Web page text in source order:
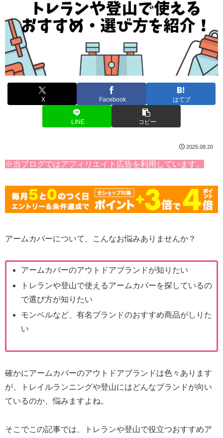
X Facebook はてブ
LINE コピー
2025.08.20
※当ブログではアフィリエイト広告を利用しています。
アームカバーについて、こんなお悩みありませんか？
アームカバーのアウトドアブランドが知りたい
トレランや登山で使えるアームカバーを探しているの
で選び方が知りたい
モンベルなど、有名ブランドのおすすめ商品がしりた
い
確かにアームカバーのアウトドアブランドは色々あります
が、トレイルランニングや登山にはどんなブランドが向い
ているのか、悩みますよね。
そこでこの記事では、トレランや登山で役立つおすすめア